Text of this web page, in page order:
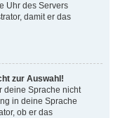
Uhr des Servers
damit er das
zur Auswahl!
deine Sprache nicht
in deine Sprache
ob er das